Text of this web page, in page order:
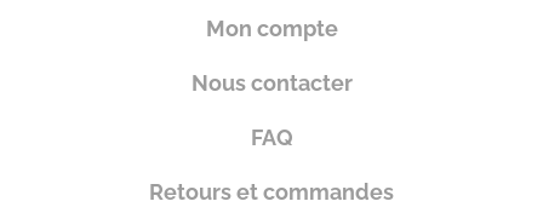
Mon compte
Nous contacter
FAQ
Retours et commandes